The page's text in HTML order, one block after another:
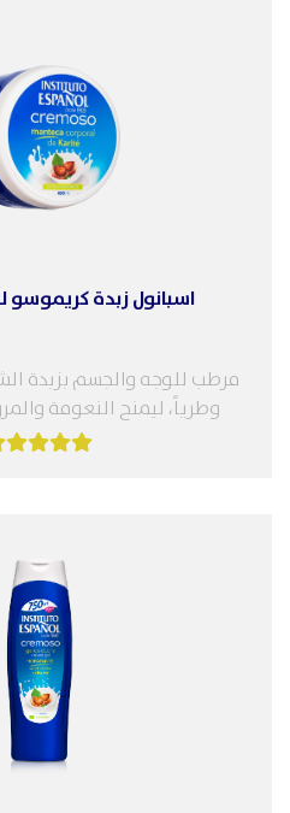
اسبانول زبدة كريموسو
مرطب للوجه والجسم بزبدة
وطرياً، ليمنح النعومة
ويجددها الميزات: مرطب